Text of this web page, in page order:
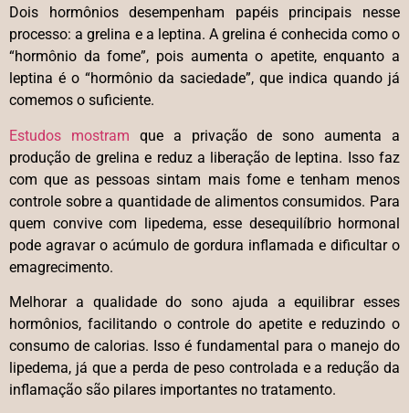
Dois hormônios desempenham papéis principais nesse
processo: a grelina e a leptina. A grelina é conhecida como o
“hormônio da fome”, pois aumenta o apetite, enquanto a
leptina é o “hormônio da saciedade”, que indica quando já
comemos o suficiente.
Estudos mostram que a privação de sono aumenta a
produção de grelina e reduz a liberação de leptina. Isso faz
com que as pessoas sintam mais fome e tenham menos
controle sobre a quantidade de alimentos consumidos. Para
quem convive com lipedema, esse desequilíbrio hormonal
pode agravar o acúmulo de gordura inflamada e dificultar o
emagrecimento.
Melhorar a qualidade do sono ajuda a equilibrar esses
hormônios, facilitando o controle do apetite e reduzindo o
consumo de calorias. Isso é fundamental para o manejo do
lipedema, já que a perda de peso controlada e a redução da
inflamação são pilares importantes no tratamento.